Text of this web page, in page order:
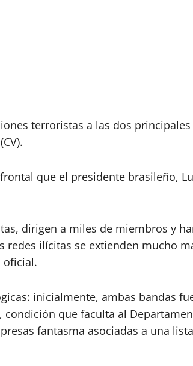
terroristas a las dos
que el presidente brasileño,
dirigen a miles de miembros y
ilícitas se extienden mucho
oficial.
inicialmente, ambas bandas
condición que faculta al
fantasma asociadas a una